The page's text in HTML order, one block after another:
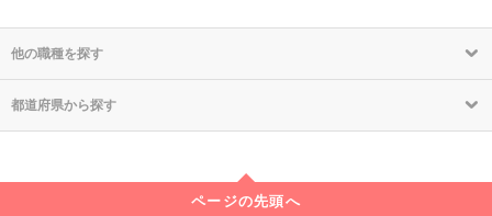
他の職種を探す
都道府県から探す
ページの先頭へ